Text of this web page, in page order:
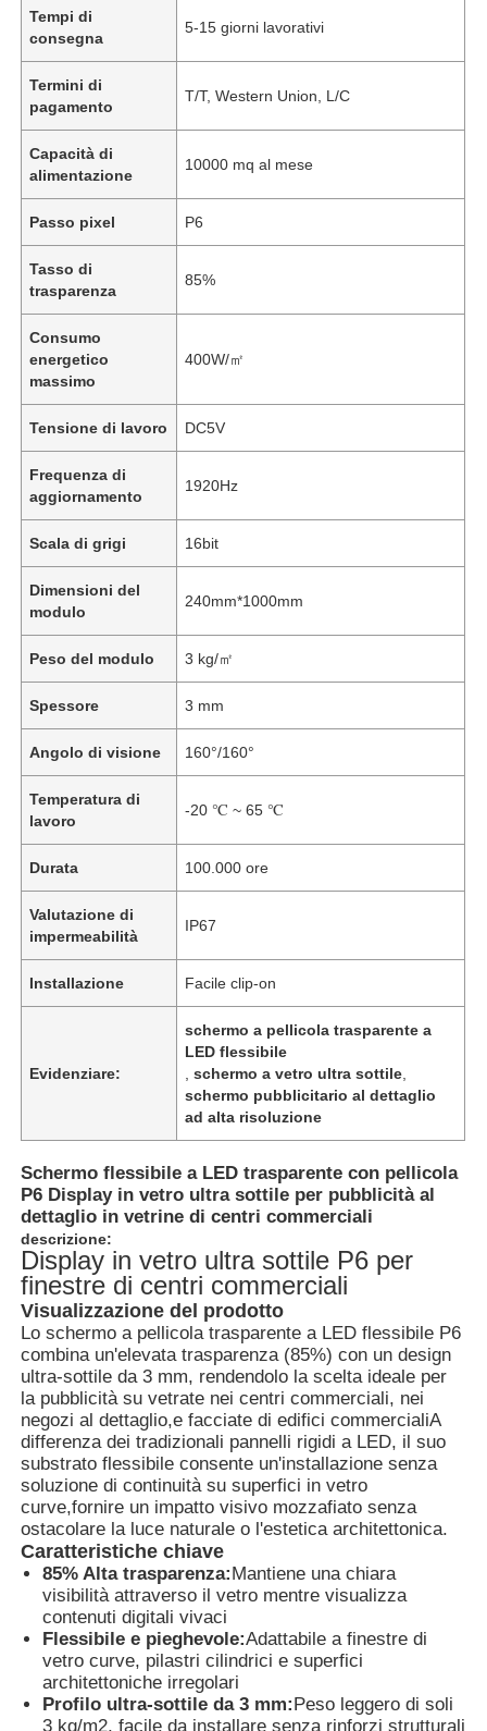
Prodotti
Chi Siamo
Fatory Tour
Controllo di qualità
Contattaci
Notizie
Tutti i casi
Chiedi un preventivo
Schermata a mesh a LED
Tempi di
consegna
5-15 giorni lavorativi
Termini di
pagamento
T/T, Western Union, L/C
Capacità di
alimentazione
10000 mq al mese
Passo pixel P6
Tasso di
trasparenza
85%
Consumo
energetico
massimo
400W/㎡
Tensione di lavoro DC5V
Frequenza di
aggiornamento
1920Hz
Scala di grigi 16bit
Dimensioni del
modulo
240mm*1000mm
Peso del modulo 3 kg/㎡
Spessore 3 mm
Angolo di visione 160°/160°
Temperatura di
lavoro
-20 ℃ ~ 65 ℃
Durata 100.000 ore
Valutazione di
impermeabilità
IP67
Installazione Facile clip-on
Evidenziare:
schermo a pellicola trasparente a
LED flessibile
,schermo a vetro ultra sottile
schermo pubblicitario al dettaglio
ad alta risoluzione
Schermo flessibile a LED trasparente con pellicola
P6 Display in vetro ultra sottile per pubblicità al
dettaglio in vetrine di centri commerciali
descrizione:
Display in vetro ultra sottile P6 per
finestre di centri commerciali
Visualizzazione del prodotto
Lo schermo a pellicola trasparente a LED flessibile P6
combina un'elevata trasparenza (85%) con un design
ultra-sottile da 3 mm, rendendolo la scelta ideale per
la pubblicità su vetrate nei centri commerciali, nei
negozi al dettaglio,e facciate di edifici commercialiA
differenza dei tradizionali pannelli rigidi a LED, il suo
substrato flessibile consente un'installazione senza
soluzione di continuità su superfici in vetro
curve,fornire un impatto visivo mozzafiato senza
ostacolare la luce naturale o l'estetica architettonica.
Caratteristiche chiave
85% Alta trasparenza:Mantiene una chiara
visibilità attraverso il vetro mentre visualizza
contenuti digitali vivaci
Flessibile e pieghevole:Adattabile a finestre di
vetro curve, pilastri cilindrici e superfici
architettoniche irregolari
Profilo ultra-sottile da 3 mm:Peso leggero di soli
3 kg/m2, facile da installare senza rinforzi strutturali